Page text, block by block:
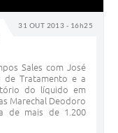
31 OUT 2013 - 16h25
Sales com José
de Tratamento e a
do líquido em
Marechal Deodoro
de mais de 1.200